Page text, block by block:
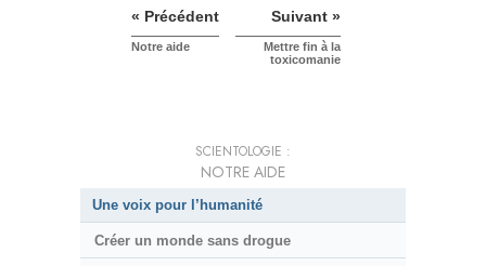
« Précédent
Notre aide
Suivant »
Mettre fin à la
toxicomanie
SCIENTOLOGIE :
NOTRE AIDE
Une voix pour l’humanité
Créer un monde sans drogue